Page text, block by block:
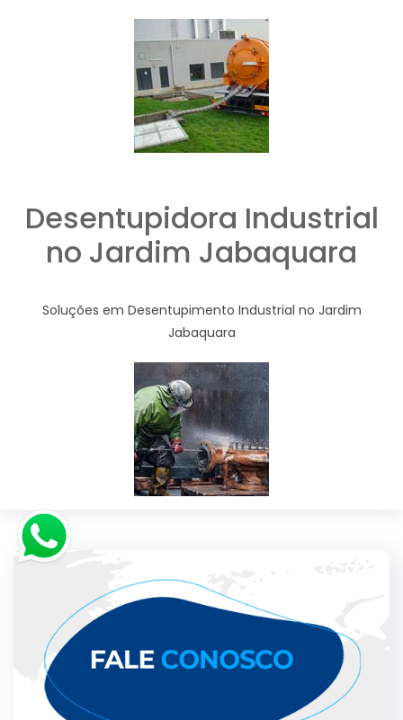
Desentupidora Industrial
no Jardim Jabaquara
Soluções em Desentupimento Industrial no Jardim
Jabaquara